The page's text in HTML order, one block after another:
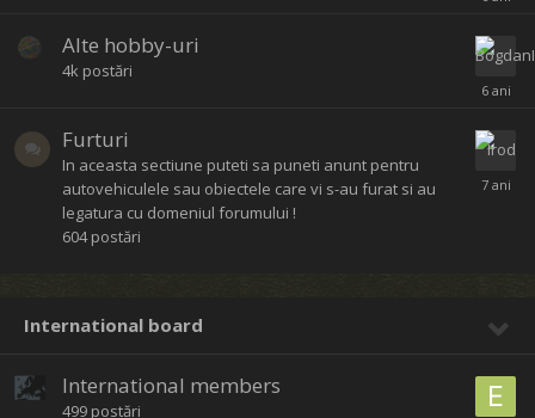
Alte hobby-uri
4k postări
Furturi
In aceasta sectiune puteti sa puneti anunt pentru
autovehiculele sau obiectele care vi s-au furat si au
legatura cu domeniul forumului !
604 postări
International board
International members
499 postări